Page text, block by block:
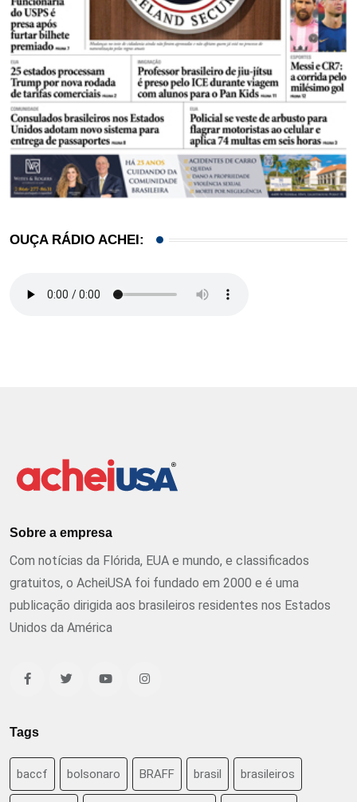
OUÇA RÁDIO ACHEI:
Sobre a empresa
Com notícias da Flórida, EUA e mundo, e classificados
gratuitos, o AcheiUSA foi fundado em 2000 e é uma
publicação dirigida aos brasileiros residentes nos Estados
Unidos da América
Tags
baccf bolsonaro BRAFF brasil brasileiros